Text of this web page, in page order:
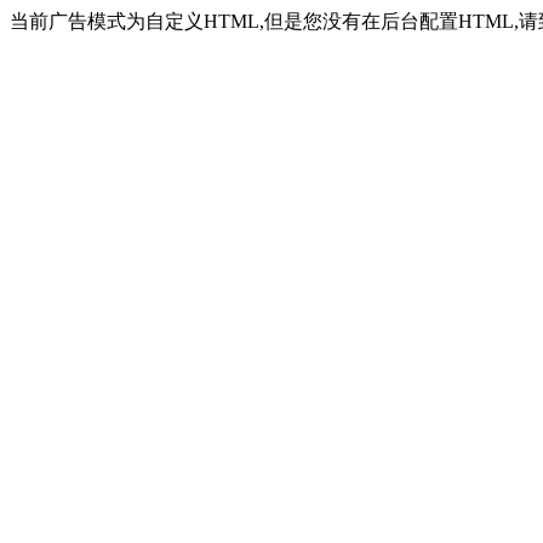
当前广告模式为自定义HTML,但是您没有在后台配置HTML,